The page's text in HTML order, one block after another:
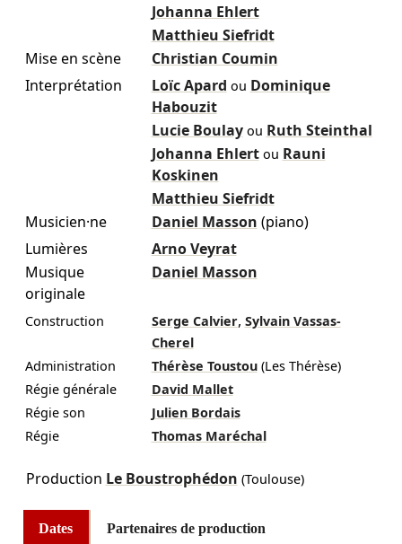
Johanna Ehlert
Matthieu Siefridt
Mise en scène
Christian Coumin
Interprétation
Loïc Apard ou Dominique
Habouzit
Lucie Boulay ou Ruth Steinthal
Johanna Ehlert ou Rauni
Koskinen
Matthieu Siefridt
Musicien·ne
Daniel Masson (piano)
Lumières
Arno Veyrat
Musique
originale
Daniel Masson
Construction Serge Calvier, Sylvain Vassas-
Cherel
Administration
Thérèse Toustou (Les Thérèse)
Régie générale
David Mallet
Régie son
Julien Bordais
Régie
Thomas Maréchal
Production Le Boustrophédon (Toulouse)
Dates Partenaires de production